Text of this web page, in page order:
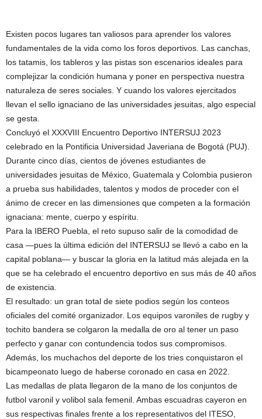
Existen pocos lugares tan valiosos para aprender los valores
fundamentales de la vida como los foros deportivos. Las canchas,
los tatamis, los tableros y las pistas son escenarios ideales para
complejizar la condición humana y poner en perspectiva nuestra
naturaleza de seres sociales. Y cuando los valores ejercitados
llevan el sello ignaciano de las universidades jesuitas, algo especial
se gesta.
Concluyó el XXXVIII Encuentro Deportivo INTERSUJ 2023
celebrado en la Pontificia Universidad Javeriana de Bogotá (PUJ).
Durante cinco días, cientos de jóvenes estudiantes de
universidades jesuitas de México, Guatemala y Colombia pusieron
a prueba sus habilidades, talentos y modos de proceder con el
ánimo de crecer en las dimensiones que competen a la formación
ignaciana: mente, cuerpo y espíritu.
Para la IBERO Puebla, el reto supuso salir de la comodidad de
casa —pues la última edición del INTERSUJ se llevó a cabo en la
capital poblana— y buscar la gloria en la latitud más alejada en la
que se ha celebrado el encuentro deportivo en sus más de 40 años
de existencia.
El resultado: un gran total de siete podios según los conteos
oficiales del comité organizador. Los equipos varoniles de rugby y
tochito bandera se colgaron la medalla de oro al tener un paso
perfecto y ganar con contundencia todos sus compromisos.
Además, los muchachos del deporte de los tries conquistaron el
bicampeonato luego de haberse coronado en casa en 2022.
Las medallas de plata llegaron de la mano de los conjuntos de
futbol varonil y volibol sala femenil. Ambas escuadras cayeron en
sus respectivas finales frente a los representativos del ITESO,